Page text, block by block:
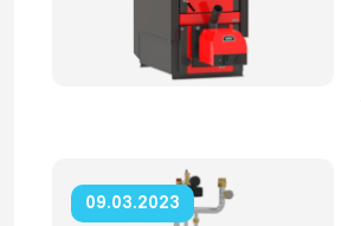
09.03.2023